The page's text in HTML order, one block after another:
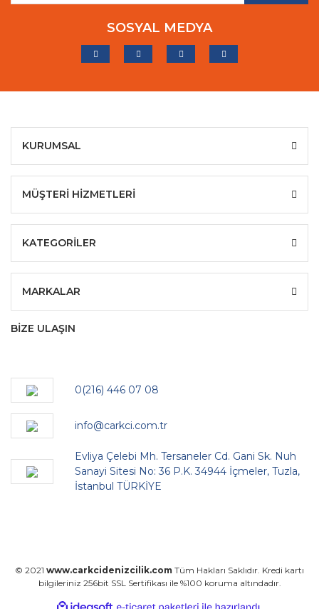
SOSYAL MEDYA
KURUMSAL
MÜŞTERİ HİZMETLERİ
KATEGORİLER
MARKALAR
BİZE ULAŞIN
0(216) 446 07 08
info@carkci.com.tr
Evliya Çelebi Mh. Tersaneler Cd. Gani Sk. Nuh
Sanayi Sitesi No: 36 P.K. 34944 İçmeler, Tuzla,
İstanbul TÜRKİYE
© 2021 www.carkcidenizcilik.com Tüm Hakları Saklıdır. Kredi kartı
bilgileriniz 256bit SSL Sertifikası ile %100 koruma altındadır.